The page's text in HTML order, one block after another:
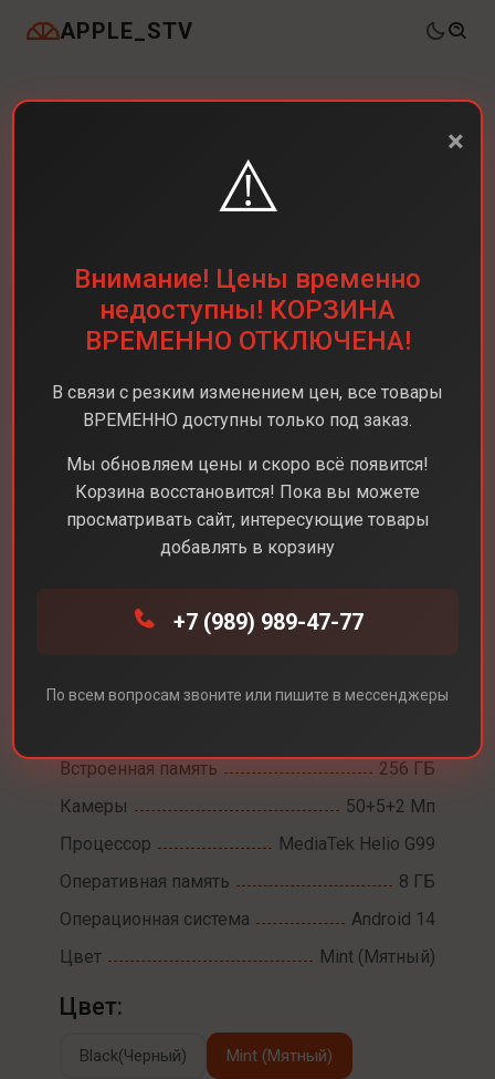
APPLE_STV
Samsung Galaxy A16
Диагональ экрана
6,7
Встроенная память
256 ГБ
Камеры
50+5+2 Мп
Процессор
MediaTek Helio G99
Оперативная память
8 ГБ
Операционная система
Android 14
Цвет
Mint (Мятный)
Цвет:
Black(Черный) Mint (Мятный)
×
⚠️
Внимание! Цены временно
недоступны! КОРЗИНА
ВРЕМЕННО ОТКЛЮЧЕНА!
В связи с резким изменением цен, все товары
ВРЕМЕННО доступны только под заказ.
Мы обновляем цены и скоро всё появится!
Корзина восстановится! Пока вы можете
просматривать сайт, интересующие товары
добавлять в корзину
+7 (989) 989-47-77
По всем вопросам звоните или пишите в мессенджеры